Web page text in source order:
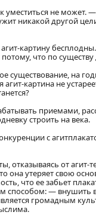
уместиться не может.
никакой другой
картину
что по
существование, на
картина не
приемами,
строить на века.
с
отказываясь от
она утеряет свою
что ее забьет
способом: — внушить
громадным